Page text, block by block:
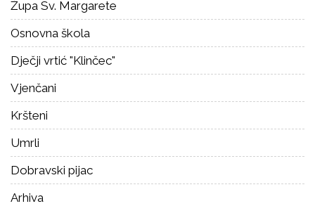
Župa Sv. Margarete
Osnovna škola
Dječji vrtić "Klinčec"
Vjenčani
Kršteni
Umrli
Dobravski pijac
Arhiva